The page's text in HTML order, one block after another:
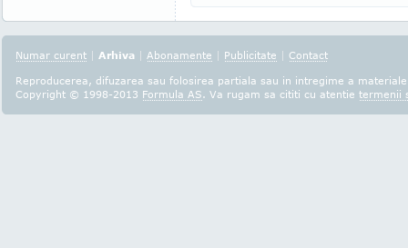
Numar curent | Arhiva | Abonamente | Publicitate | Contact
Reproducerea, difuzarea sau folosirea partiala sau in intregime a
Copyright © 1998-2013 Formula AS. Va rugam sa cititi cu atentie termenii